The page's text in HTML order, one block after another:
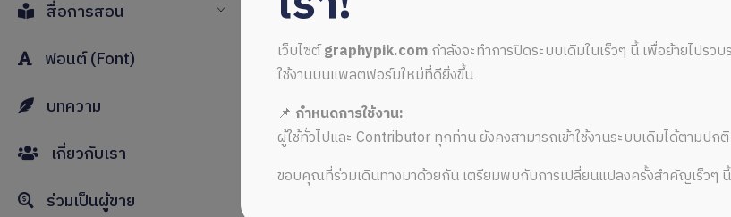
สื่อการสอน
ฟอนต์ (Font)
บทความ
เกี่ยวกับเรา
ร่วมเป็นผู้ขาย
ALL MUSIC FROM เอกสารประกอบการสมัครงาน
เว็บไซต์graphypik.comกำลังจะทำการปิดระบบเดิมในเร็วๆ นี้ เพื่อย้ายไปร
ใช้งานบนแพลตฟอร์มใหม่ที่ดียิ่งขึ้น
📌 กำหนดการใช้งาน:
ผู้ใช้ทั่วไปและ Contributor ทุกท่าน ยังคงสามารถเข้าใช้งานระบบเดิมได้ตามปก
ขอบคุณที่ร่วมเดินทางมาด้วยกัน เตรียมพบกับการเปลี่ยนแปลงครั้งสำคัญเร็วๆ